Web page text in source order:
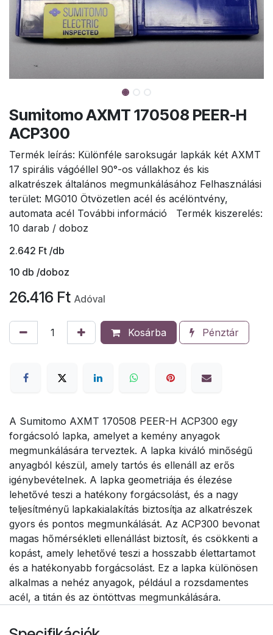
Sumitomo AXMT 170508 PEER-H
ACP300
Termék leírás: Különféle saroksugár lapkák két AXMT
17 spirális vágóéllel 90°-os vállakhoz és kis
alkatrészek általános megmunkálásához Felhasználási
terület: MG010 Ötvözetlen acél és acélöntvény,
automata acél További információ Termék kiszerelés:
10 darab / doboz
2.642 Ft /db
10 db /doboz
26.416 Ft Adóval
Kosárba Pénztár
A Sumitomo AXMT 170508 PEER-H ACP300 egy
forgácsoló lapka, amelyet a kemény anyagok
megmunkálására terveztek. A lapka kiváló minőségű
anyagból készül, amely tartós és ellenáll az erős
igénybevételnek. A lapka geometriája és élezése
lehetővé teszi a hatékony forgácsolást, és a nagy
teljesítményű lapkakialakítás biztosítja az alkatrészek
gyors és pontos megmunkálását. Az ACP300 bevonat
magas hőmérsékleti ellenállást biztosít, és csökkenti a
kopást, amely lehetővé teszi a hosszabb élettartamot
és a hatékonyabb forgácsolást. Ez a lapka különösen
alkalmas a nehéz anyagok, például a rozsdamentes
acél, a titán és az öntöttvas megmunkálására.